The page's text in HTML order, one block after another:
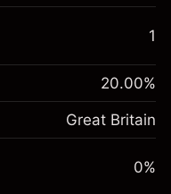
(-£1.06)
de levier
levier
-0.000645
%
de levier
1
20.00%
Great Britain
0%